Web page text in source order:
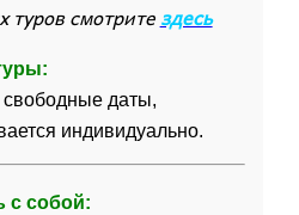
туров смотритездесь
даты,
индивидуально.
с собой: